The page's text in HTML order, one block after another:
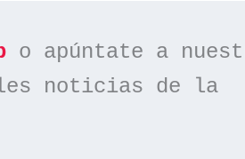
noticias de la